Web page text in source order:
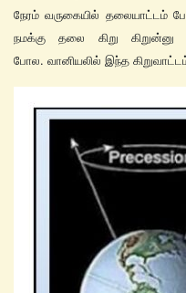
நேரம் வருகையில் தலையாட்டம்
நமக்கு தலை கிறு
போல. வானியலில் இந்த